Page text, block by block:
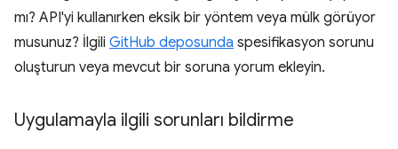
mı? API'yi kullanırken eksik bir yöntem veya mülk görüyor
musunuz? İlgili GitHub deposunda spesifikasyon sorunu
oluşturun veya mevcut bir soruna yorum ekleyin.
Uygulamayla ilgili sorunları bildirme